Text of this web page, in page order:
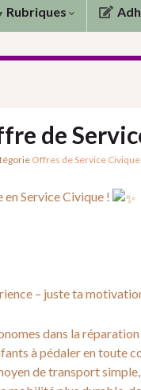
Rubriques
de
Offres de Service Civique
Service Civique !
– juste ta
dans la
à pédaler en toute
de transport